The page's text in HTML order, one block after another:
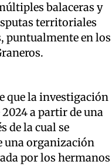
balaceras y
territoriales
puntualmente en los
que la investigación
a partir de una
de la cual se
una organización
por los hermanos